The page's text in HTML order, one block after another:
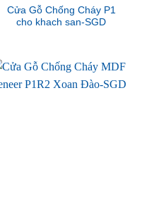
Cửa Gỗ Chống Cháy P1
cho khach san-SGD